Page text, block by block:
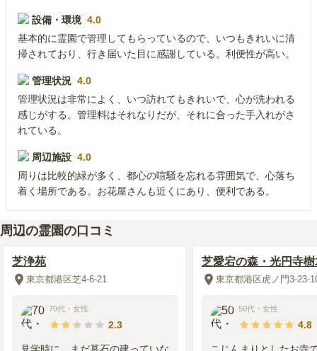
設備・環境 4.0
基本的に霊園で管理してもらっているので、いつもきれいに清
掃されており、行き届いた目に感謝している。利便性が高い。
管理状況 4.0
管理状況は非常によく、いつ訪れてもきれいで、心が洗われる
感じがする。管理料はそれなりだが、それに合った手入れがさ
れている。
周辺施設 4.0
周りは比較的緑が多く、都心の喧騒を忘れる雰囲気で、心落ち
着く場所である。お花屋さんも近くにあり、便利である。
周辺の霊園の口コミ
芝浄苑
東京都港区芝4-6-21
70代 ・ 女性
2.3
芝愛宕の森・光円寺
東京都港区虎ノ門3-23-
50代 ・ 女性
4.8